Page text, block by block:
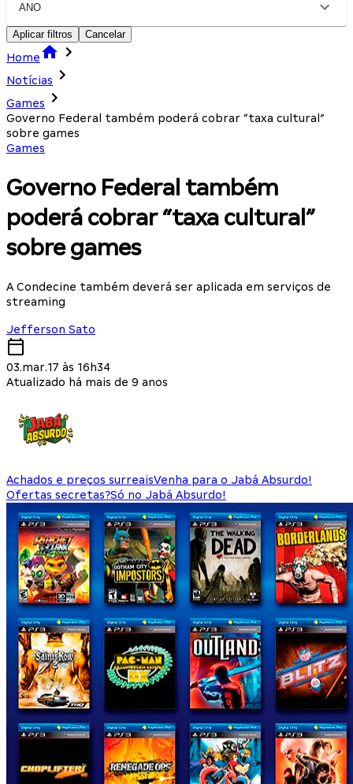
ANO
Aplicar filtros Cancelar
Home
Notícias
Games
Governo Federal também poderá cobrar “taxa cultural”
sobre games
Games
Governo Federal também
poderá cobrar “taxa cultural”
sobre games
A Condecine também deverá ser aplicada em serviços de
streaming
Jefferson Sato
03.mar.17 às 16h34
Atualizado há mais de 9 anos
Achados e preços surreaisVenha para o Jabá Absurdo!
Ofertas secretas?Só no Jabá Absurdo!